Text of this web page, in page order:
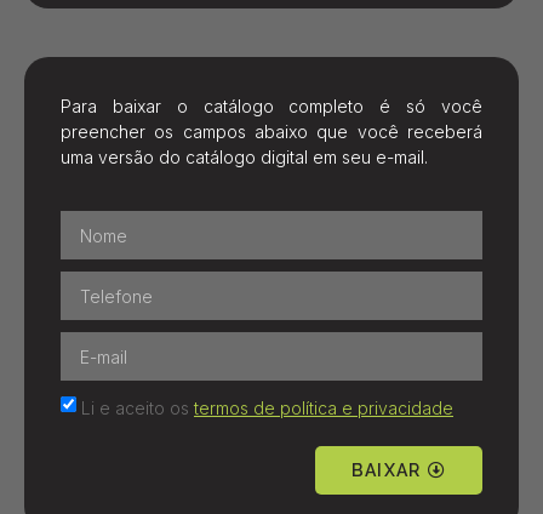
Para baixar o catálogo completo é só você
preencher os campos abaixo que você receberá
uma versão do catálogo digital em seu e-mail.
Li e aceito os termos de política e privacidade
BAIXAR